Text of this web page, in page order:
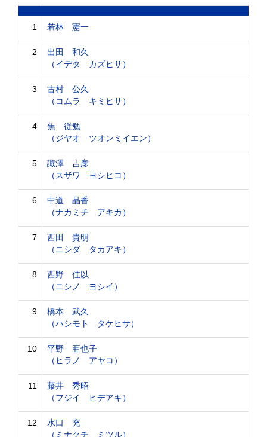
1 若林 憲一
2
出田 和久
（イデタ カズヒサ）
3
古村 公久
（コムラ キミヒサ）
4
焦 従勉
（ジヤオ ツオンミイエン）
5
諏澤 吉彦
（スザワ ヨシヒコ）
6
中道 晶香
（ナカミチ アキカ）
7
西田 貴明
（ニシダ タカアキ）
8
西野 佳以
（ニシノ ヨシイ）
9
橋本 武久
（ハシモト タケヒサ）
10
平野 亜也子
（ヒラノ アヤコ）
11
藤井 秀昭
（フジイ ヒデアキ）
12
水口 充
（ミナクチ ミツル）